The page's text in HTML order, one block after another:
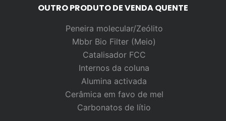
OUTRO PRODUTO DE VENDA QUENTE
Peneira molecular/Zeólito
Mbbr Bio Filter (Meio)
Catalisador FCC
Internos da coluna
Alumina activada
Cerâmica em favo de mel
Carbonatos de lítio